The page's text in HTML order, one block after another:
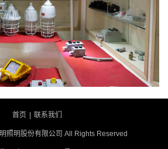
首页 联系我们
照明股份有限公司 All Rights Reserved